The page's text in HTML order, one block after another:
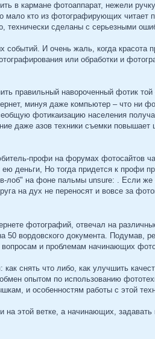
в кармане фотоаппарат, нежели
мало кто из фотографирующих читает
технически сделаны с серьезными
И очень жаль, когда красота
или обработки и
правильный навороченный фотик
минуя даже компьютер – что ни
фотикаизацию населения
даже азов техники съемки
профи на форумах фотосайтов
деньги, Но тогда придется к профи
лоб" на фоне пальмы unsure: . Если
на дух не переносят и вовсе за
фотографий, отвечал на
50 вордовского документа. Подумав,
вопросам и проблемам начинающих
: как снять что либо, как улучшить
опытом по использованию
и особенностям работы с этой
этой ветке, а начинающих,